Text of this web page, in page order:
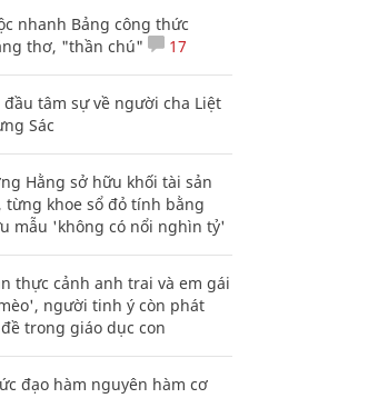
nhanh Bảng công thức
thơ, "thần chú"
17
đầu tâm sự về người cha Liệt
Sác
Hằng sở hữu khối tài sản
khoe sổ đỏ tính bằng
mẫu 'không có nổi nghìn tỷ'
thực cảnh anh trai và em gái
người tinh ý còn phát
trong giáo dục con
đạo hàm nguyên hàm cơ